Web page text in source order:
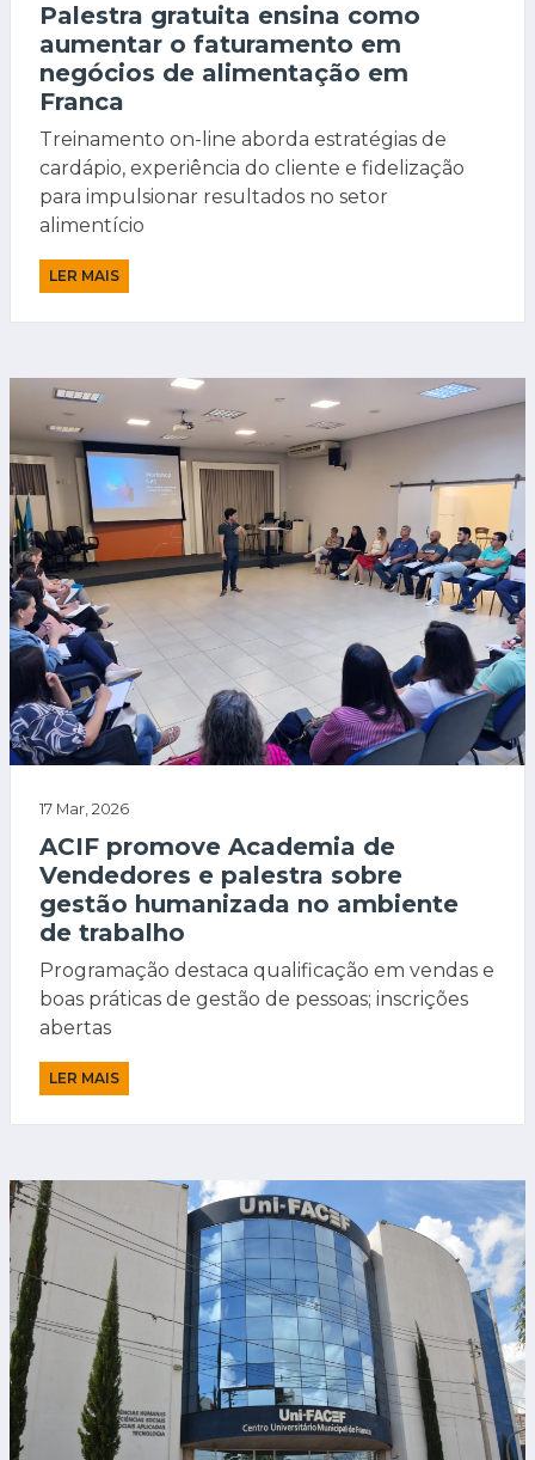
Palestra gratuita ensina como
aumentar o faturamento em
negócios de alimentação em
Franca
Treinamento on-line aborda estratégias de
cardápio, experiência do cliente e fidelização
para impulsionar resultados no setor
alimentício
LER MAIS
17 Mar, 2026
ACIF promove Academia de
Vendedores e palestra sobre
gestão humanizada no ambiente
de trabalho
Programação destaca qualificação em vendas e
boas práticas de gestão de pessoas; inscrições
abertas
LER MAIS